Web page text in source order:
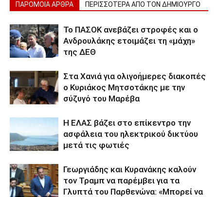
ΠΑΡΟΜΟΙΑ ΑΡΘΡΑ ΠΕΡΙΣΣΟΤΕΡΑ ΑΠΟ ΤΟΝ ΔΗΜΙΟΥΡΓΟ
Το ΠΑΣΟΚ ανεβάζει στροφές και ο
Ανδρουλάκης ετοιμάζει τη «μάχη»
της ΔΕΘ
Στα Χανιά για ολιγοήμερες διακοπές
ο Κυριάκος Μητσοτάκης με την
σύζυγό του Μαρέβα
Η ΕΛΑΣ βάζει στο επίκεντρο την
ασφάλεια του ηλεκτρικού δικτύου
μετά τις φωτιές
Γεωργιάδης και Κυρανάκης καλούν
τον Τραμπ να παρέμβει για τα
Γλυπτά του Παρθενώνα: «Μπορεί να